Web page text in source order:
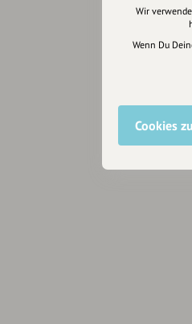
Wir
Wenn Du
Cookies